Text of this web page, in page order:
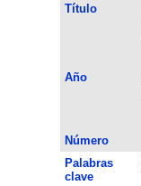
Título
Año
Número
Palabras
clave